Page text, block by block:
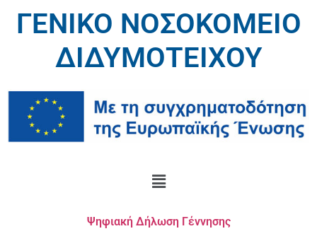
ΓΕΝΙΚΟ ΝΟΣΟΚΟΜΕΙΟ
ΔΙΔΥΜΟΤΕΙΧΟΥ
Ψηφιακή Δήλωση Γέννησης